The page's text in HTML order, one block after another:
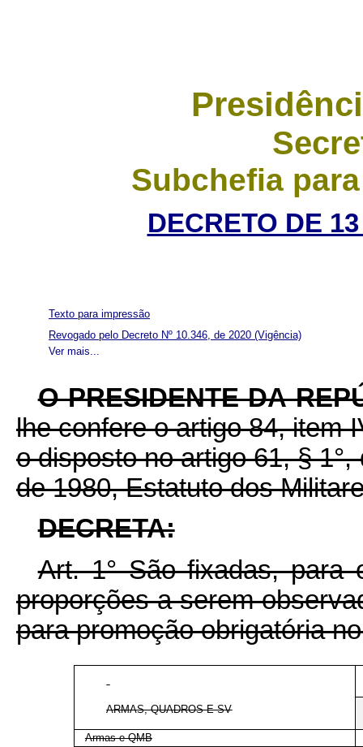
Subchefia
DECRETO DE
Ver mais...
Texto para impressão
Revogado pelo Decreto Nº 10.346, de 2020 (Vigência)
O PRESIDENTE DA
lhe confere o artigo 84, item
o disposto no artigo 61, §
de 1980, Estatuto dos
DECRETA:
Art. 1° São fixadas, para
proporções a serem
para promoção obrigatória
ARMAS, QUADROS E SV
Armas e QMB